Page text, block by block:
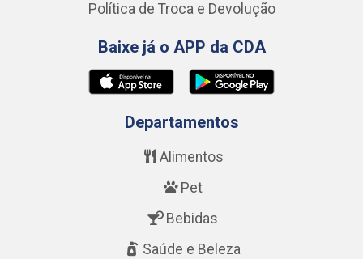
Política de Troca e Devolução
Baixe já o APP da CDA
Departamentos
Alimentos
Pet
Bebidas
Saúde e Beleza